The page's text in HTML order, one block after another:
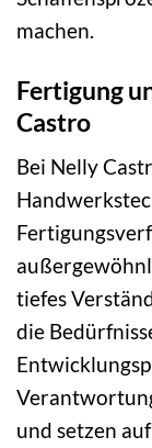
machen.
Fertigung
Castro
Bei Nelly
tiefes
die
und setzen